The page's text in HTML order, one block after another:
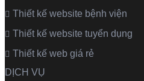
Thiết kế website bệnh viện
Thiết kế website tuyển dụng
Thiết kế web giá rẻ
DỊCH VỤ